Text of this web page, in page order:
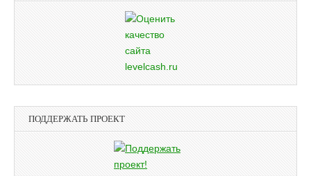
ПОДДЕРЖАТЬ ПРОЕКТ